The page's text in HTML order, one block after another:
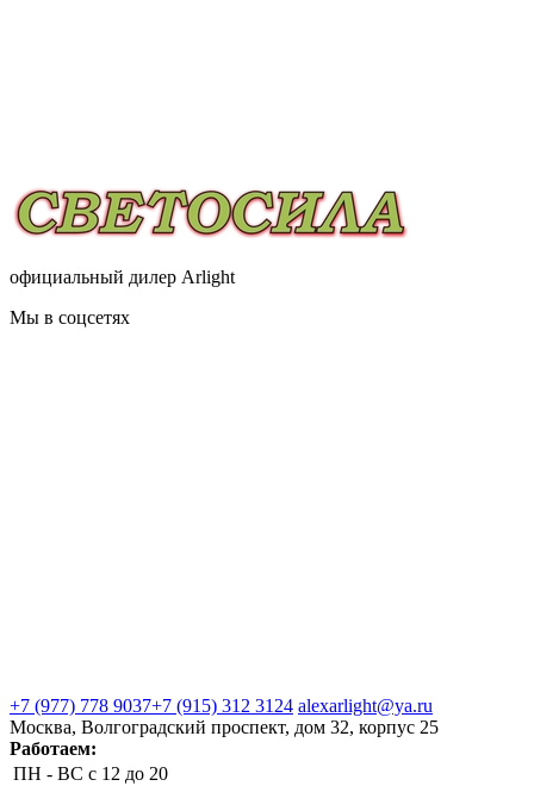
официальный дилер Arlight
Мы в соцсетях
+7 (977) 778 9037+7 (915) 312 3124 alexarlight@ya.ru
Москва, Волгоградский проспект, дом 32, корпус 25
Работаем:
ПН - ВС с 12 до 20